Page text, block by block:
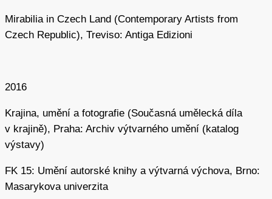
sugestivní cyklus Zelený mužz roku 2004 zachycuje
jakési vodní monstrum zrozené z bahna a vodních řas,
Tělo / voda / oheň
Porevoluční doba přinesla také úvahy nad
monumentálními krajinnými realizacemi majícími blízko
k land artu a eco-artu. V letech 2000–2001 se Šejn spolu
workshopu SCART, v rámci kterého promýšleli – na
základě fenoménu nizozemských polderů – volné
Mirabilia in Czech Land (Contemporary Artists from
Czech Republic), Treviso: Antiga Edizioni
2016
Krajina, umění a fotografie (Současná umělecká díla
v krajině), Praha: Archiv výtvarného umění (katalog
výstavy)
FK 15: Umění autorské knihy a výtvarná výchova, Brno:
Masarykova univerzita